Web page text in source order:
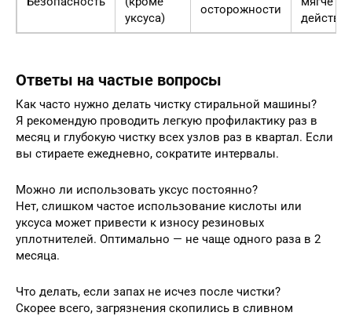
уксуса)
осторожности
Ответы на частые вопросы
Как часто нужно делать чистку стиральной машины?
Я рекомендую проводить легкую профилактику раз в
месяц и глубокую чистку всех узлов раз в квартал. Если
вы стираете ежедневно, сократите интервалы.
Можно ли использовать уксус постоянно?
Нет, слишком частое использование кислоты или
уксуса может привести к износу резиновых
уплотнителей. Оптимально — не чаще одного раза в 2
месяца.
Что делать, если запах не исчез после чистки?
Скорее всего, загрязнения скопились в сливном